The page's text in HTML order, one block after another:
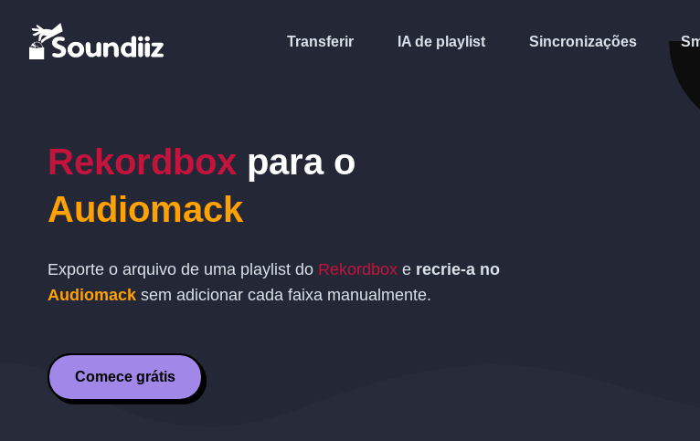
Transferir IA de playlist Sincronizações
Rekordbox para o
Audiomack
Exporte o arquivo de uma playlist do Rekordbox e recrie-a no
Audiomack sem adicionar cada faixa manualmente.
Comece grátis